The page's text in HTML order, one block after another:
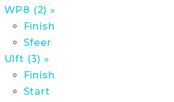
WP8 (2) »
Finish
Sfeer
Ulft (3) »
Finish
Start